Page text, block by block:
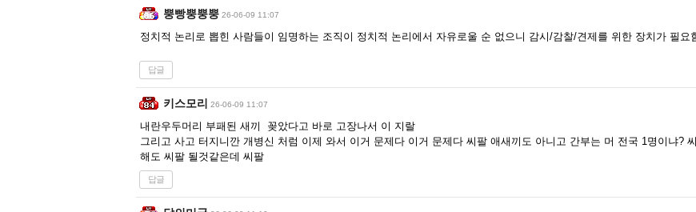
뿡빵뿡뿡뿡 26-06-09 11:07
정치적 논리로 뽑힌 사람들이 임명하는 조직이 정치적 논리에서 자유로울 순 없으니 감시/감찰/견제를 위한 장치가 필요
답글
키스모리 26-06-09 11:07
내란우두머리 부패된 새끼 꽂았다고 바로 고장나서 이 지랄
그리고 사고 터지니깐 개병신 처럼 이제 와서 이거 문제다 이거 문제다 씨팔 애새끼도 아니고 간부는 머 전국 1명이냐?
해도 씨팔 될것같은데 씨팔
답글